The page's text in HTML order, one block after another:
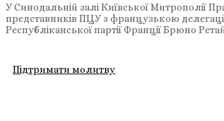
У Синодальній залі Київської Митрополії
представників ПЦУ з французькою
Республіканської партії Франції Брюно
Підтримати молитву